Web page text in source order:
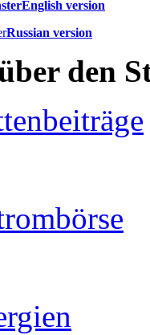
English version
Russian version
den